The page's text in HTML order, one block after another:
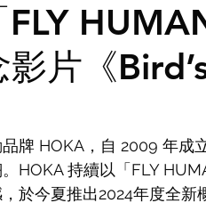
片《
牌 HOKA，自 2009 年成
HOKA 持續以「FLY
於今夏推出2024年度全新